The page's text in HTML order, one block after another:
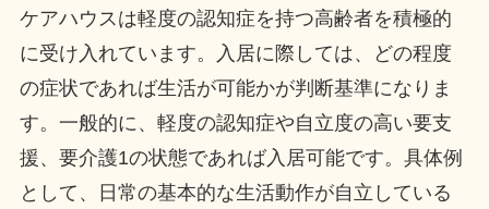
ケアハウスは軽度の認知症を持つ高齢者を積極的
に受け入れています。入居に際しては、どの程度
の症状であれば生活が可能かが判断基準になりま
す。一般的に、軽度の認知症や自立度の高い要支
援、要介護1の状態であれば入居可能です。具体例
として、日常の基本的な生活動作が自立している